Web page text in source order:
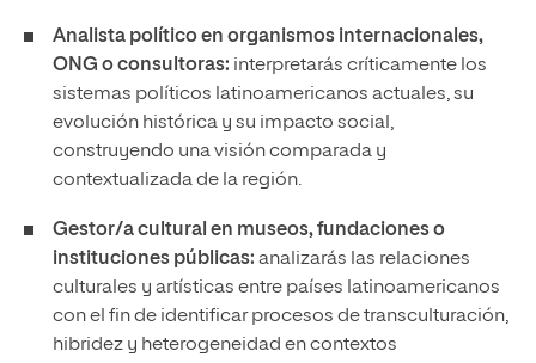
Analista político en organismos internacionales,
ONG o consultoras: interpretarás críticamente los
sistemas políticos latinoamericanos actuales, su
evolución histórica y su impacto social,
construyendo una visión comparada y
contextualizada de la región.
Gestor/a cultural en museos, fundaciones o
instituciones públicas: analizarás las relaciones
culturales y artísticas entre países latinoamericanos
con el fin de identificar procesos de transculturación,
hibridez y heterogeneidad en contextos